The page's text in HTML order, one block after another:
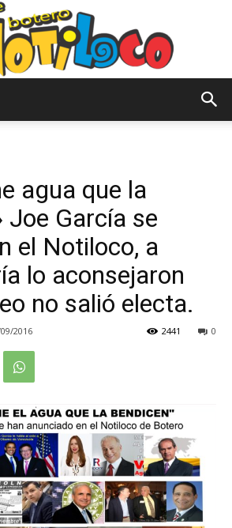
Notiloco
de
agua que la
Joe García se
el Notiloco, a
lo aconsejaron
no salió electa.
2016 0
2441